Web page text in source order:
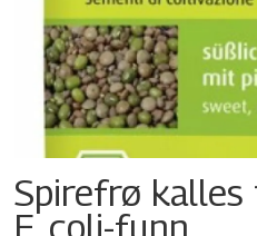
Spirefrø
E. coli-funn